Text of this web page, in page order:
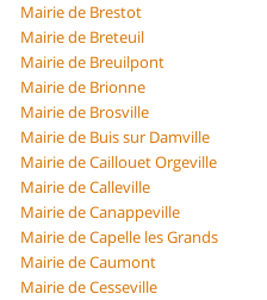
Mairie de Brestot
Mairie de Breteuil
Mairie de Breuilpont
Mairie de Brionne
Mairie de Brosville
Mairie de Buis sur Damville
Mairie de Caillouet Orgeville
Mairie de Calleville
Mairie de Canappeville
Mairie de Capelle les Grands
Mairie de Caumont
Mairie de Cesseville